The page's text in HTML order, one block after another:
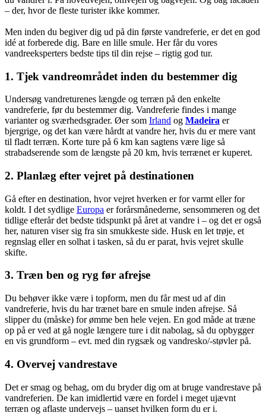
– der, hvor de fleste turister ikke kommer.
Men inden du begiver dig ud på din første vandreferie, er det en god
idé at forberede dig. Bare en lille smule. Her får du vores
vandreeksperters bedste tips til din rejse – rigtig god tur.
1. Tjek vandreområdet inden du bestemmer dig
Undersøg vandreturenes længde og terræn på den enkelte
vandreferie, før du bestemmer dig. Vandreferie findes i mange
varianter og sværhedsgrader. Øer som Irland og Madeira er
bjergrige, og det kan være hårdt at vandre her, hvis du er mere vant
til fladt terræn. Korte ture på 6 km kan sagtens være lige så
strabadserende som de længste på 20 km, hvis terrænet er kuperet.
2. Planlæg efter vejret på destinationen
Gå efter en destination, hvor vejret hverken er for varmt eller for
koldt. I det sydlige Europa er forårsmånederne, sensommeren og det
tidlige efterår det bedste tidspunkt på året at vandre i – og det er også
her, naturen viser sig fra sin smukkeste side. Husk en let trøje, et
regnslag eller en solhat i tasken, så du er parat, hvis vejret skulle
skifte.
3. Træn ben og ryg før afrejse
Du behøver ikke være i topform, men du får mest ud af din
vandreferie, hvis du har trænet bare en smule inden afrejse. Så
slipper du (måske) for ømme ben hele vejen. En god måde at træne
op på er ved at gå nogle længere ture i dit nabolag, så du opbygger
en vis grundform – evt. med din rygsæk og vandresko/-støvler på.
4. Overvej vandrestave
Det er smag og behag, om du bryder dig om at bruge vandrestave på
vandreferien. De kan imidlertid være en fordel i meget ujævnt
terræn og aflaste undervejs – uanset hvilken form du er i.